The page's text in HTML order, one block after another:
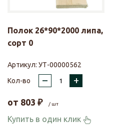
Полок 26*90*2000 липа,
сорт 0
Артикул: УТ-00000562
Кол-во
– +
от 803 ₽ / шт
Купить в один клик